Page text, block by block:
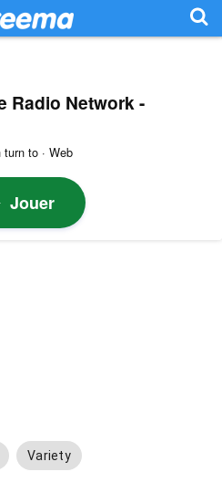
Radio Network -
to · Web
Jouer
Variety